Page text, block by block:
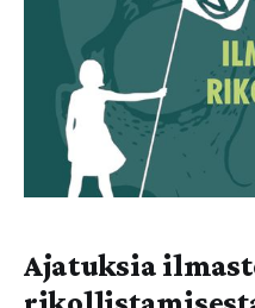
Ajatuksia